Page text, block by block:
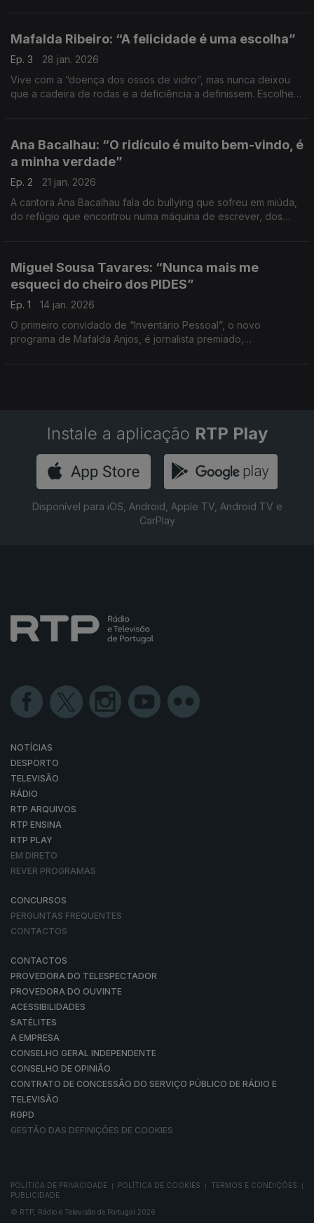
Mafalda Ribeiro: “A felicidade é uma escolha”
Ep. 3
28 jan. 2026
Vive com a “doença dos ossos de vidro”, mas nunca deixou
que a cadeira de rodas e a deficiência a definissem. Escolheu
Ana Bacalhau: “O ridículo é muito bem-vindo, é
a minha verdade”
Ep. 2
21 jan. 2026
A cantora Ana Bacalhau fala do bullying que sofreu em miúda,
do refúgio que encontrou numa máquina de escrever, dos
Miguel Sousa Tavares: “Nunca mais me
esqueci do cheiro dos PIDES”
Ep. 1
14 jan. 2026
O primeiro convidado de “Inventário Pessoal”, o novo
programa de Mafalda Anjos, é jornalista premiado,
Instale a aplicação RTP Play
Disponível para iOS, Android, Apple TV, Android TV e
CarPlay
NOTÍCIAS
DESPORTO
TELEVISÃO
RÁDIO
RTP ARQUIVOS
RTP ENSINA
RTP PLAY
EM DIRETO
REVER PROGRAMAS
CONCURSOS
PERGUNTAS FREQUENTES
CONTACTOS
CONTACTOS
PROVEDORA DO TELESPECTADOR
PROVEDORA DO OUVINTE
ACESSIBILIDADES
SATÉLITES
A EMPRESA
CONSELHO GERAL INDEPENDENTE
CONSELHO DE OPINIÃO
CONTRATO DE CONCESSÃO DO SERVIÇO PÚBLICO DE RÁDIO E
TELEVISÃO
RGPD
GESTÃO DAS DEFINIÇÕES DE COOKIES
POLÍTICA DE PRIVACIDADE POLÍTICA DE COOKIES TERMOS E CONDIÇÕES
PUBLICIDADE
© RTP, Rádio e Televisão de Portugal 2026